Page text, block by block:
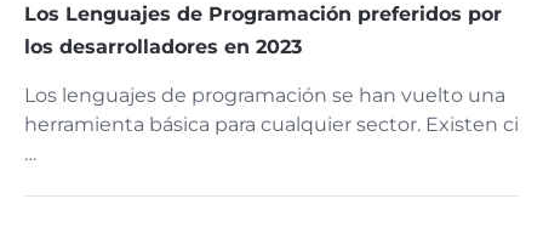
Los Lenguajes de Programación preferidos por
los desarrolladores en 2023
Los lenguajes de programación se han vuelto una
herramienta básica para cualquier sector. Existen ci
…